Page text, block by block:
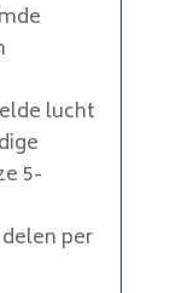
lucht
5-
per